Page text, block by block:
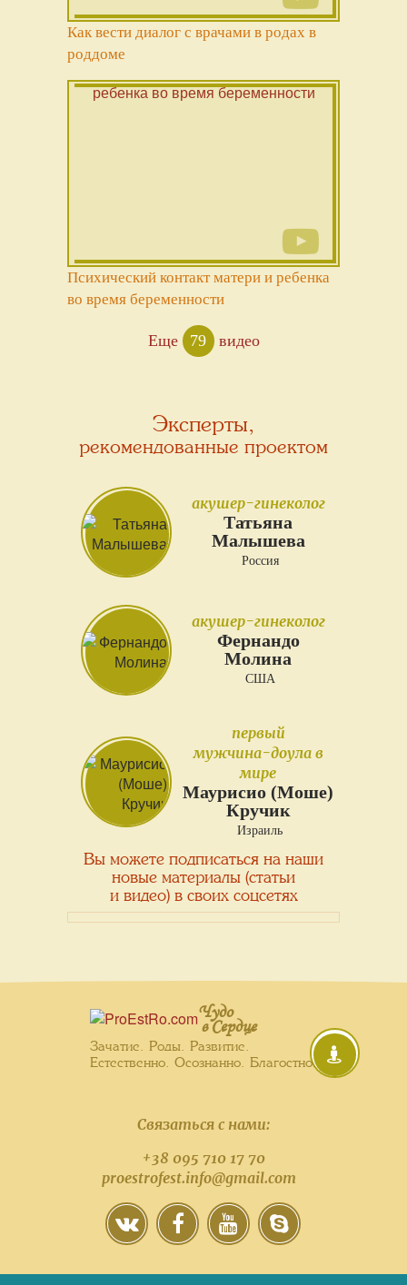
Как вести диалог с врачами в родах в
роддоме
Психический контакт матери и ребенка
во время беременности
Еще 79 видео
Эксперты,
рекомендованные проектом
акушер-гинеколог
Татьяна
Малышева
Россия
акушер-гинеколог
Фернандо
Молина
США
первый
мужчина-доула в
мире
Маурисио (Моше)
Кручик
Израиль
Вы можете подписаться на наши
новые материалы (статьи
и видео) в своих соцсетях
Чудо
в Сердце
Зачатие. Роды. Развитие.
Естественно. Осознанно. Благостно.
Связаться с нами:
+38 095 710 17 70
proestrofest.info@gmail.com